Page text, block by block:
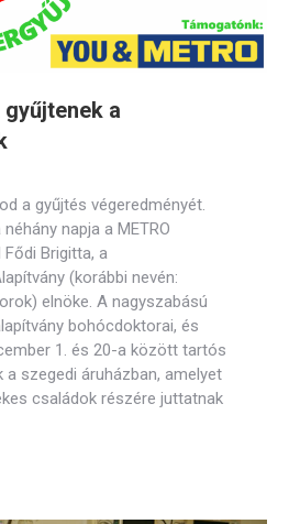
a
a gyűjtés végeredményét.
napja a METRO
Brigitta, a
(korábbi nevén:
elnöke. A nagyszabású
bohócdoktorai, és
1. és 20-a között tartós
a szegedi áruházban, amelyet
családok részére juttatnak